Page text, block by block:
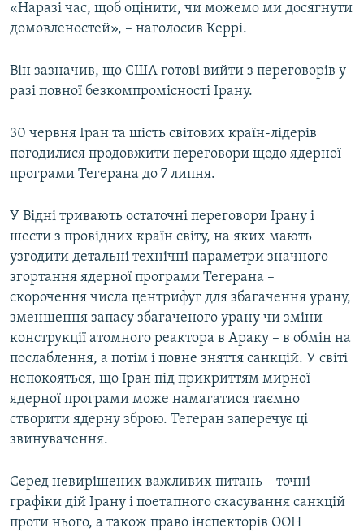
«Наразі час, щоб оцінити, чи можемо ми досягнути
домовленостей», – наголосив Керрі.
Він зазначив, що США готові вийти з переговорів у
разі повної безкомпромісності Ірану.
30 червня Іран та шість світових країн-лідерів
погодилися продовжити переговори щодо ядерної
програми Тегерана до 7 липня.
У Відні тривають остаточні переговори Ірану і
шести з провідних країн світу, на яких мають
узгодити детальні технічні параметри значного
згортання ядерної програми Тегерана –
скорочення числа центрифуг для збагачення урану,
зменшення запасу збагаченого урану чи зміни
конструкції атомного реактора в Араку – в обмін на
послаблення, а потім і повне зняття санкцій. У світі
непокояться, що Іран під прикриттям мирної
ядерної програми може намагатися таємно
створити ядерну зброю. Тегеран заперечує ці
звинувачення.
Серед невирішених важливих питань – точні
графіки дій Ірану і поетапного скасування санкцій
проти нього, а також право інспекторів ООН